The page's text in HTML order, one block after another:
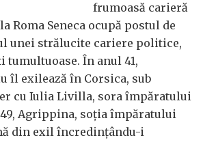
frumoasă carieră
Roma Seneca ocupă postul de
unei strălucite cariere politice,
tumultuoase. În anul 41,
îl exilează în Corsica, sub
cu Iulia Livilla, sora împăratului
Agrippina, soția împăratului
din exil încredințându-i